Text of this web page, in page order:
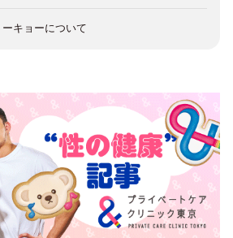
ーキョーについて